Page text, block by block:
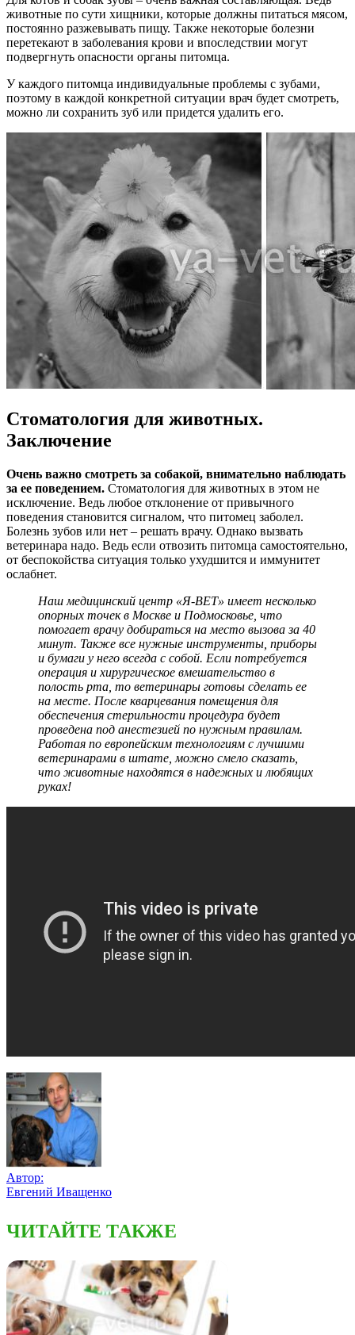
животные по сути хищники, которые должны питаться мясом,
постоянно разжевывать пищу. Также некоторые болезни
перетекают в заболевания крови и впоследствии могут
подвергнуть опасности органы питомца.
У каждого питомца индивидуальные проблемы с зубами,
поэтому в каждой конкретной ситуации врач будет смотреть,
можно ли сохранить зуб или придется удалить его.
Стоматология для животных.
Заключение
Очень важно смотреть за собакой, внимательно наблюдать
за ее поведением. Стоматология для животных в этом не
исключение. Ведь любое отклонение от привычного
поведения становится сигналом, что питомец заболел.
Болезнь зубов или нет – решать врачу. Однако вызвать
ветеринара надо. Ведь если отвозить питомца самостоятельно,
от беспокойства ситуация только ухудшится и иммунитет
ослабнет.
Наш медицинский центр «Я-ВЕТ» имеет несколько
опорных точек в Москве и Подмосковье, что
помогает врачу добираться на место вызова за 40
минут. Также все нужные инструменты, приборы
и бумаги у него всегда с собой. Если потребуется
операция и хирургическое вмешательство в
полость рта, то ветеринары готовы сделать ее
на месте. После кварцевания помещения для
обеспечения стерильности процедура будет
проведена под анестезией по нужным правилам.
Работая по европейским технологиям с лучшими
ветеринарами в штате, можно смело сказать,
что животные находятся в надежных и любящих
руках!
Автор:
Евгений Иващенко
ЧИТАЙТЕ ТАКЖЕ